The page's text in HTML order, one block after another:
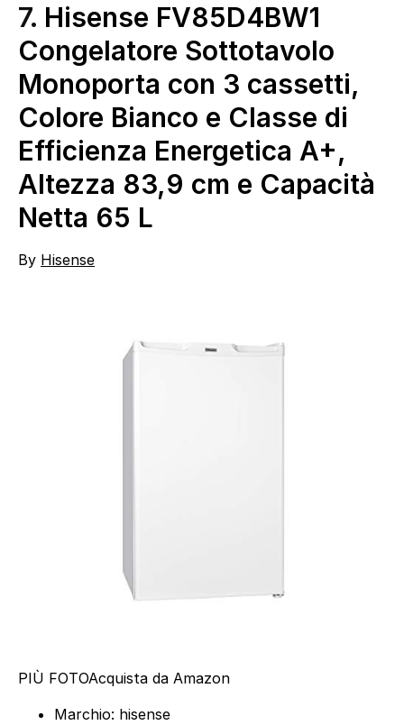
7. Hisense FV85D4BW1
Congelatore Sottotavolo
Monoporta con 3 cassetti,
Colore Bianco e Classe di
Efficienza Energetica A+,
Altezza 83,9 cm e Capacità
Netta 65 L
By Hisense
PIÙ FOTOAcquista da Amazon
Marchio: hisense